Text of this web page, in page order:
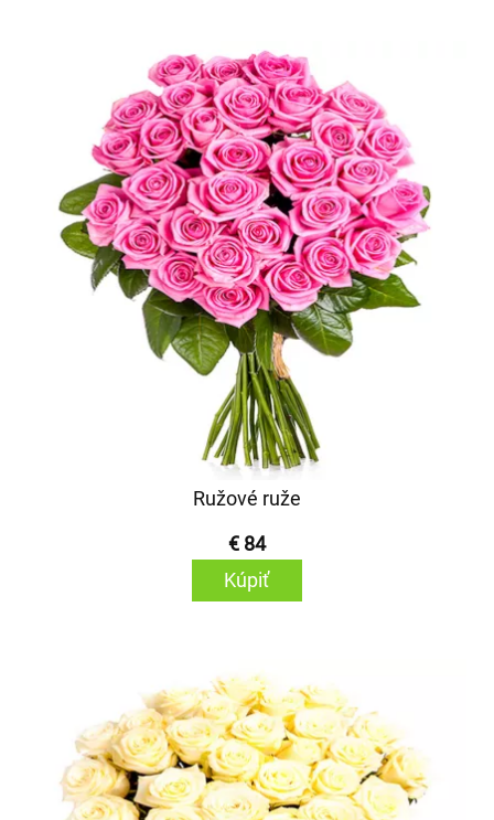
Ružové ruže
€ 84
Kúpiť